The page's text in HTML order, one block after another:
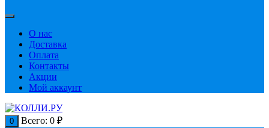
О нас
Доставка
Оплата
Контакты
Акции
Мой аккаунт
0 Всего: 0 ₽